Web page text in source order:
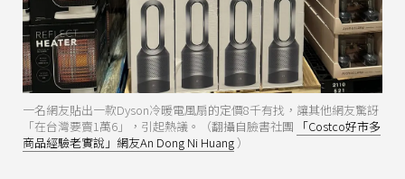
一名網友貼出一款Dyson冷暖電風扇的定價8千有找，讓其他網友驚訝
「在台灣要賣1萬6」，引起熱議。（翻攝自臉書社團
「Costco好市多
商品經驗老實說」網友An Dong Ni Huang ）